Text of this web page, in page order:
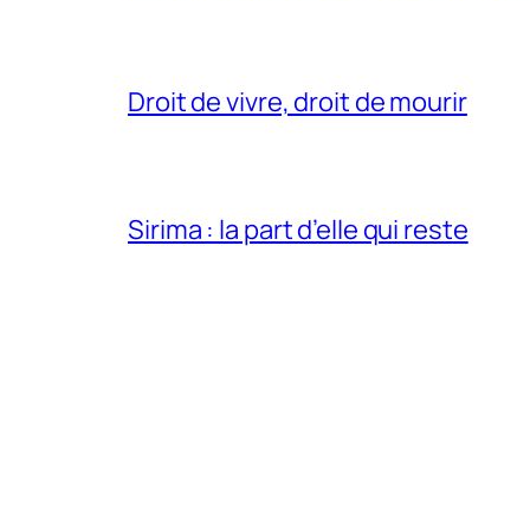
Droit de vivre, droit de mourir
Sirima : la part d’elle qui reste